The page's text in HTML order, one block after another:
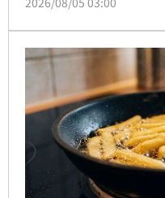
法》檢驗結果無需主動
訊透明度，以及系統自
若法規落實，5月即可
修法，將食安管理由被
跨縣市連線平台，確